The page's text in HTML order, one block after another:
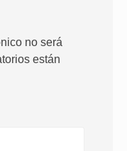
no será
están